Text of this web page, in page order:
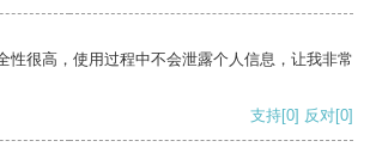
性很高，使用过程中不会泄露个人信息，让我非常
支持[0] 反对[0]